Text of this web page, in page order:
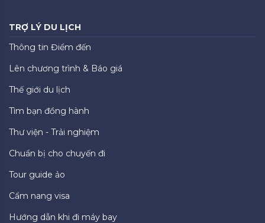
TRỢ LÝ DU LỊCH
Thông tin Điểm đến
Lên chương trình & Báo giá
Thế giới du lịch
Tìm bạn đồng hành
Thư viện - Trải nghiệm
Chuẩn bị cho chuyến đi
Tour guide ảo
Cẩm nang visa
Hướng dẫn khi đi máy bay